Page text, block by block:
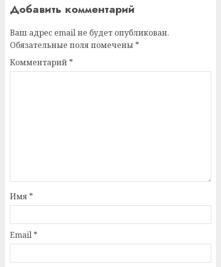
Добавить комментарий
Ваш адрес email не будет опубликован.
Обязательные поля помечены *
Комментарий *
Имя *
Email *